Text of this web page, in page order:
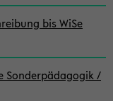
bis WiSe
Sonderpädagogik /